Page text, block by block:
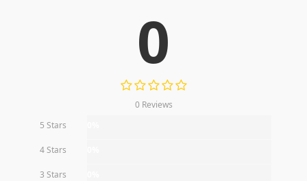
0
0 Reviews
5 Stars
4 Stars
3 Stars